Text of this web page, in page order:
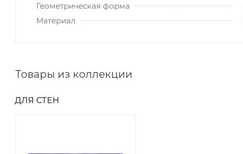
Геометрическая форма
Материал
Товары из коллекции
ДЛЯ СТЕН